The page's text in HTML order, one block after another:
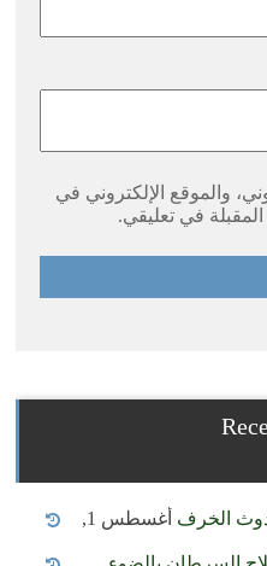
والموقع الإلكتروني في
في تعليقي.
الخرف
أغسطس 1,